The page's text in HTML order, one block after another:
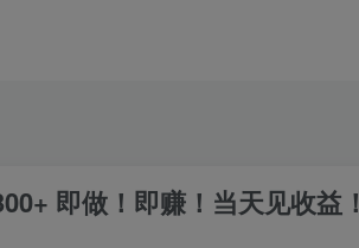
即做！即赚！当天见收益！